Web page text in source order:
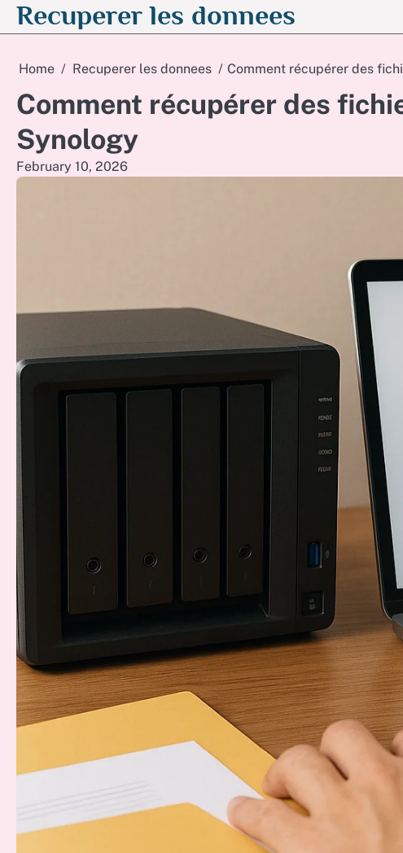
SkipRecuperer les donnees
Home Recuperer les donnees Comment récupérer des
Comment récupérer des
Synology
February 10, 2026